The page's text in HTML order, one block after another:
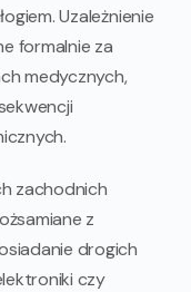
Uzależnienie
formalnie za
medycznych,
zachodnich
z
drogich
czy